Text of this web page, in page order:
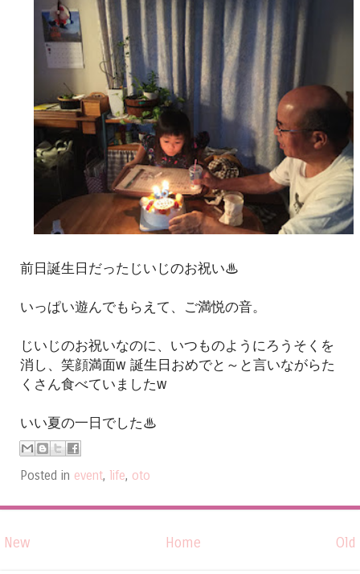
前日誕生日だったじいじのお祝い♨
いっぱい遊んでもらえて、ご満悦の音。
じいじのお祝いなのに、いつものようにろうそくを
消し、笑顔満面w 誕生日おめでと～と言いながらた
くさん食べていましたw
いい夏の一日でした♨
Posted in event, life, oto
New Old
Home